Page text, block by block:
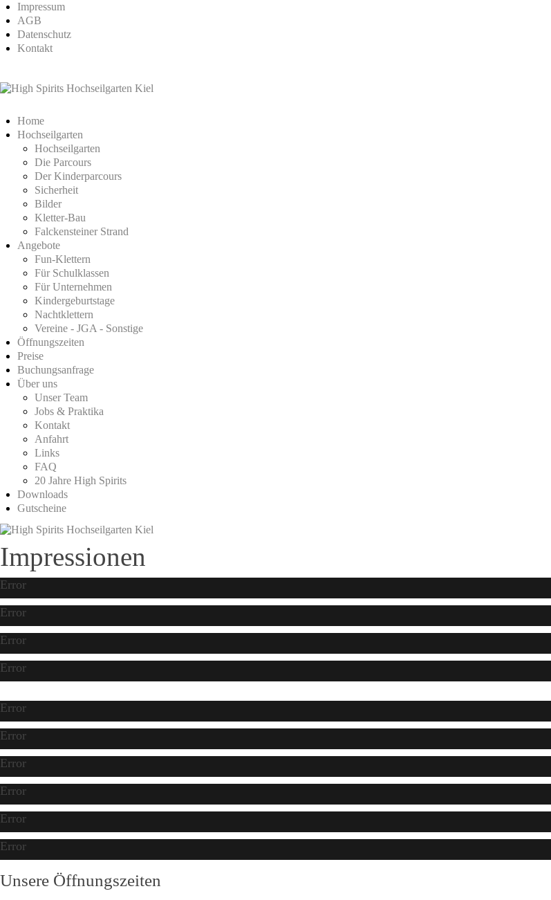
Impressum
AGB
Datenschutz
Kontakt
Home
Hochseilgarten
Hochseilgarten
Die Parcours
Der Kinderparcours
Sicherheit
Bilder
Kletter-Bau
Falckensteiner Strand
Angebote
Fun-Klettern
Für Schulklassen
Für Unternehmen
Kindergeburtstage
Nachtklettern
Vereine - JGA - Sonstige
Öffnungszeiten
Preise
Buchungsanfrage
Über uns
Unser Team
Jobs & Praktika
Kontakt
Anfahrt
Links
FAQ
20 Jahre High Spirits
Downloads
Gutscheine
Impressionen
Error
Error
Error
Error
Error
Error
Error
Error
Error
Error
Unsere Öffnungszeiten